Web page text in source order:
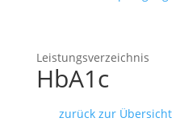
Leistungsverzeichnis
HbA1c
zurück zur Übersicht